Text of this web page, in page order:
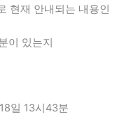
현재 안내되는 내용인
이 있는지
일 13시43분